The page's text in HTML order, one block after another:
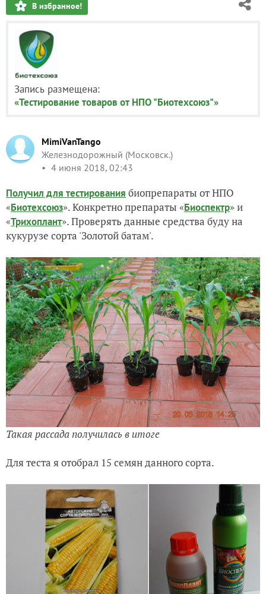
В избранное!
Запись размещена:
«Тестирование товаров от НПО "Биотехсоюз"»
MimiVanTango
Железнодорожный (Московск.)
4 июня 2018, 02:43
Получил для тестирования биопрепараты от НПО
«Биотехсоюз». Конкретно препараты «Биоспектр» и
«Трихоплант».Проверять данные средства буду на
кукурузе сорта 'Золотой батам'.
Такая рассада получилась в итоге
Для теста я отобрал 15 семян данного сорта.